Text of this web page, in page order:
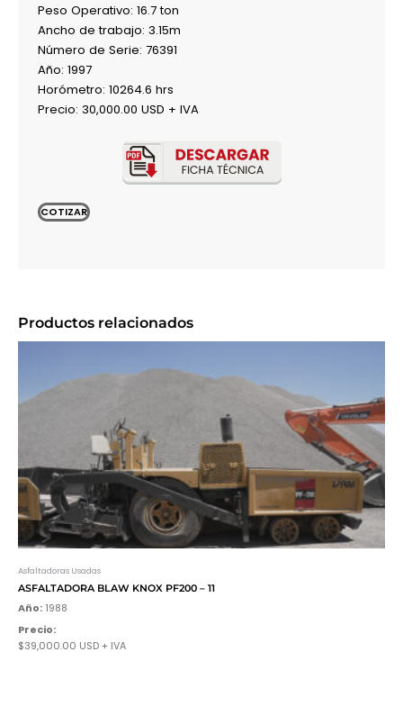
Peso Operativo: 16.7 ton
Ancho de trabajo: 3.15m
Número de Serie: 76391
Año: 1997
Horómetro: 10264.6 hrs
Precio: 30,000.00 USD + IVA
COTIZAR
Productos relacionados
Asfaltadoras Usadas
ASFALTADORA BLAW KNOX PF200 – 11
Año: 1988
Precio:
$39,000.00 USD + IVA